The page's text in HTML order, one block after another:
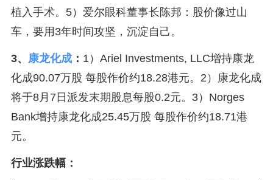
植入手术。5）爱尔眼科董事长陈邦：股价像过山
车，要用3年时间攻坚，沉淀自己。
3、 康龙化成： 1）Ariel Investments, LLC增持康龙
化成90.07万股 每股作价约18.28港元。2）康龙化成
将于8月7日派发末期股息每股0.2元。3）Norges
Bank增持康龙化成25.45万股 每股作价约18.71港
元。
行业涨跌幅：